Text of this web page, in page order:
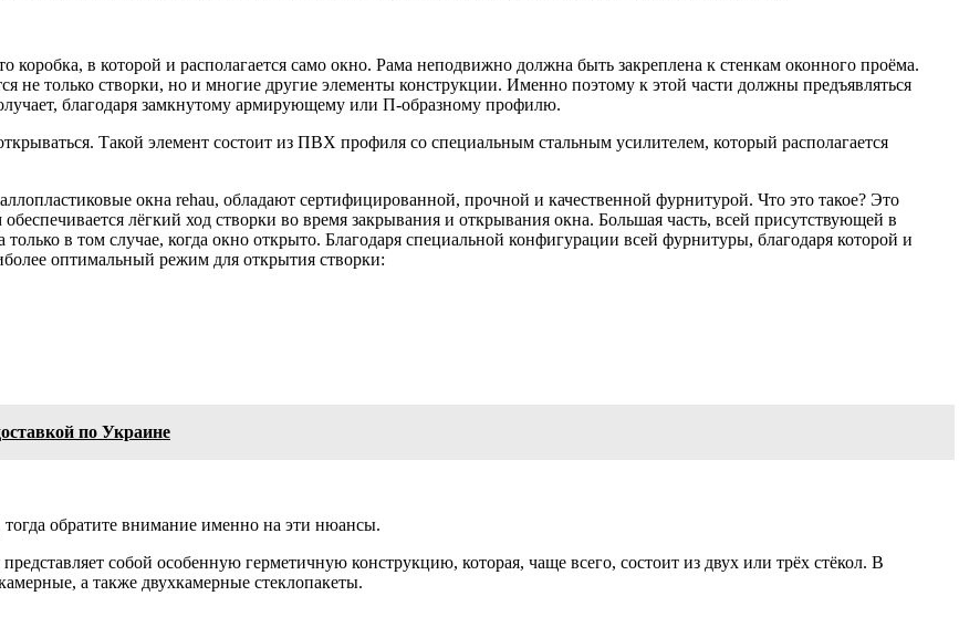
коробка, в которой и располагается само окно. Рама неподвижно должна быть закреплена к стенкам оконного проёма.
не только створки, но и многие другие элементы конструкции. Именно поэтому к этой части должны предъявляться
благодаря замкнутому армирующему или П-образному профилю.
Такой элемент состоит из ПВХ профиля со специальным стальным усилителем, который располагается
окна rehau, обладают сертифицированной, прочной и качественной фурнитурой. Что это такое? Это
лёгкий ход створки во время закрывания и открывания окна. Большая часть, всей присутствующей в
в том случае, когда окно открыто. Благодаря специальной конфигурации всей фурнитуры, благодаря которой и
оптимальный режим для открытия створки:
по Украине
обратите внимание именно на эти нюансы.
собой особенную герметичную конструкцию, которая, чаще всего, состоит из двух или трёх стёкол. В
а также двухкамерные стеклопакеты.